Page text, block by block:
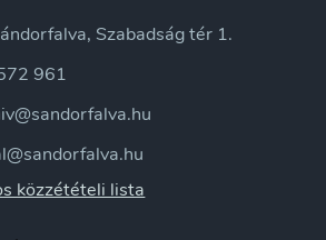
Szabadság tér 1.
961
közzétételi lista